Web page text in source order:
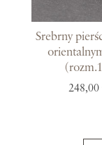
Srebrny
248,00